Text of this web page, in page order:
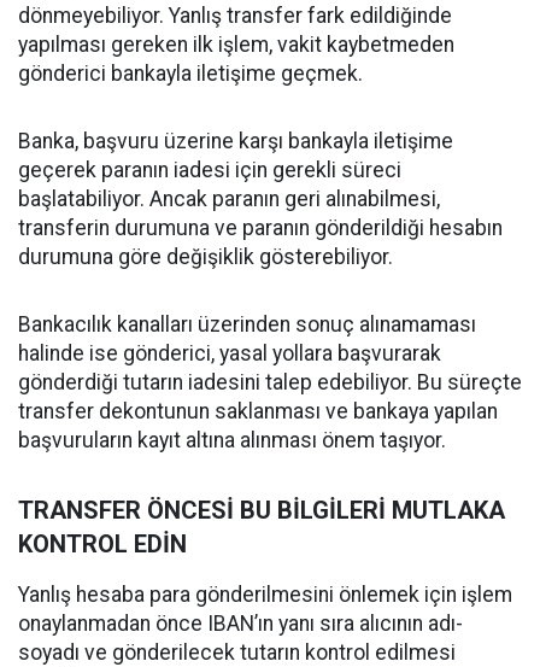
dönmeyebiliyor. Yanlış transfer fark edildiğinde
yapılması gereken ilk işlem, vakit kaybetmeden
gönderici bankayla iletişime geçmek.
Banka, başvuru üzerine karşı bankayla iletişime
geçerek paranın iadesi için gerekli süreci
başlatabiliyor. Ancak paranın geri alınabilmesi,
transferin durumuna ve paranın gönderildiği hesabın
durumuna göre değişiklik gösterebiliyor.
Bankacılık kanalları üzerinden sonuç alınamaması
halinde ise gönderici, yasal yollara başvurarak
gönderdiği tutarın iadesini talep edebiliyor. Bu süreçte
transfer dekontunun saklanması ve bankaya yapılan
başvuruların kayıt altına alınması önem taşıyor.
TRANSFER ÖNCESİ BU BİLGİLERİ MUTLAKA
KONTROL EDİN
Yanlış hesaba para gönderilmesini önlemek için işlem
onaylanmadan önce IBAN’ın yanı sıra alıcının adı-
soyadı ve gönderilecek tutarın kontrol edilmesi